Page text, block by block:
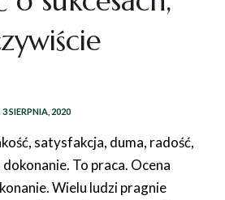
3 SIERPNIA, 2020
satysfakcja, duma, radość,
To praca. Ocena
Wielu ludzi pragnie